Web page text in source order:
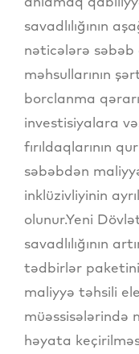
savadlılığının
nəticələrə
məhsullarının
borclanma
investisiyalara
fırıldaqlarının
səbəbdən
inklüzivliyinin
olunur.Yeni
savadlılığının
tədbirlər
maliyyə təhsili
müəssisələrində
həyata